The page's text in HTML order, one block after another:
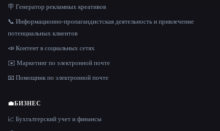
🪧 Генератор рекламных креативов
📞 Информационно-пропагандистская деятельность и привлечение
потенциальных клиентов
📣 Контент в социальных сетях
✉️ Маркетинг по электронной почте
📧 Помощник по электронной почте
💼БИЗНЕС
📈 Бухгалтерский учет и финансы